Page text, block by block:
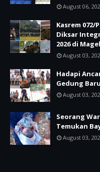
August 06,
Kasrem
Diksar
2026 di
August 03,
Hadapi
Gedung
August 03,
Seorang
Temukan
August 03,